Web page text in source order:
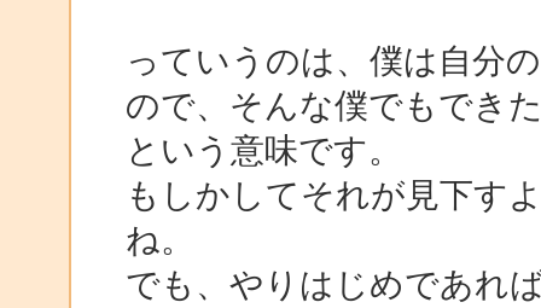
っていうのは、僕は自分
ので、そんな僕でもでき
という意味です。
もしかしてそれが見下す
ね。
でも、やりはじめであれ